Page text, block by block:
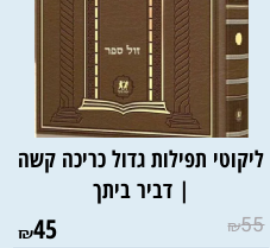
ליקוטי תפילות גדול כריכה קשה
| דביר ביתך
₪55
₪45